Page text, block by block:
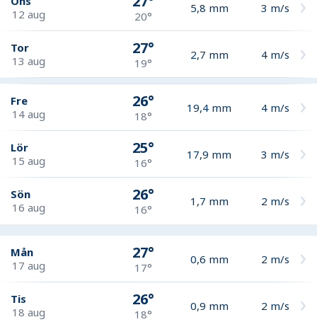
12 aug
20°
5,8 mm 3 m/s
Tor
13 aug
27°
19°
2,7 mm 4 m/s
Fre
14 aug
26°
18°
19,4 mm 4 m/s
Lör
15 aug
25°
16°
17,9 mm 3 m/s
Sön
16 aug
26°
16°
1,7 mm 2 m/s
Mån
17 aug
27°
17°
0,6 mm 2 m/s
Tis
18 aug
26°
18°
0,9 mm 2 m/s